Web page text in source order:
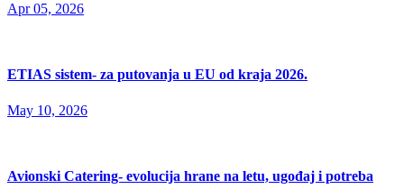
Apr 05, 2026
ETIAS sistem- za putovanja u EU od kraja 2026.
May 10, 2026
Avionski Catering- evolucija hrane na letu, ugođaj i potreba